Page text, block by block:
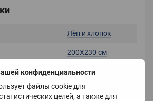
конфиденциальности
файлы cookie для
целей, а также для
Лён и хлопок
200X230 см
Голубой
2000 г